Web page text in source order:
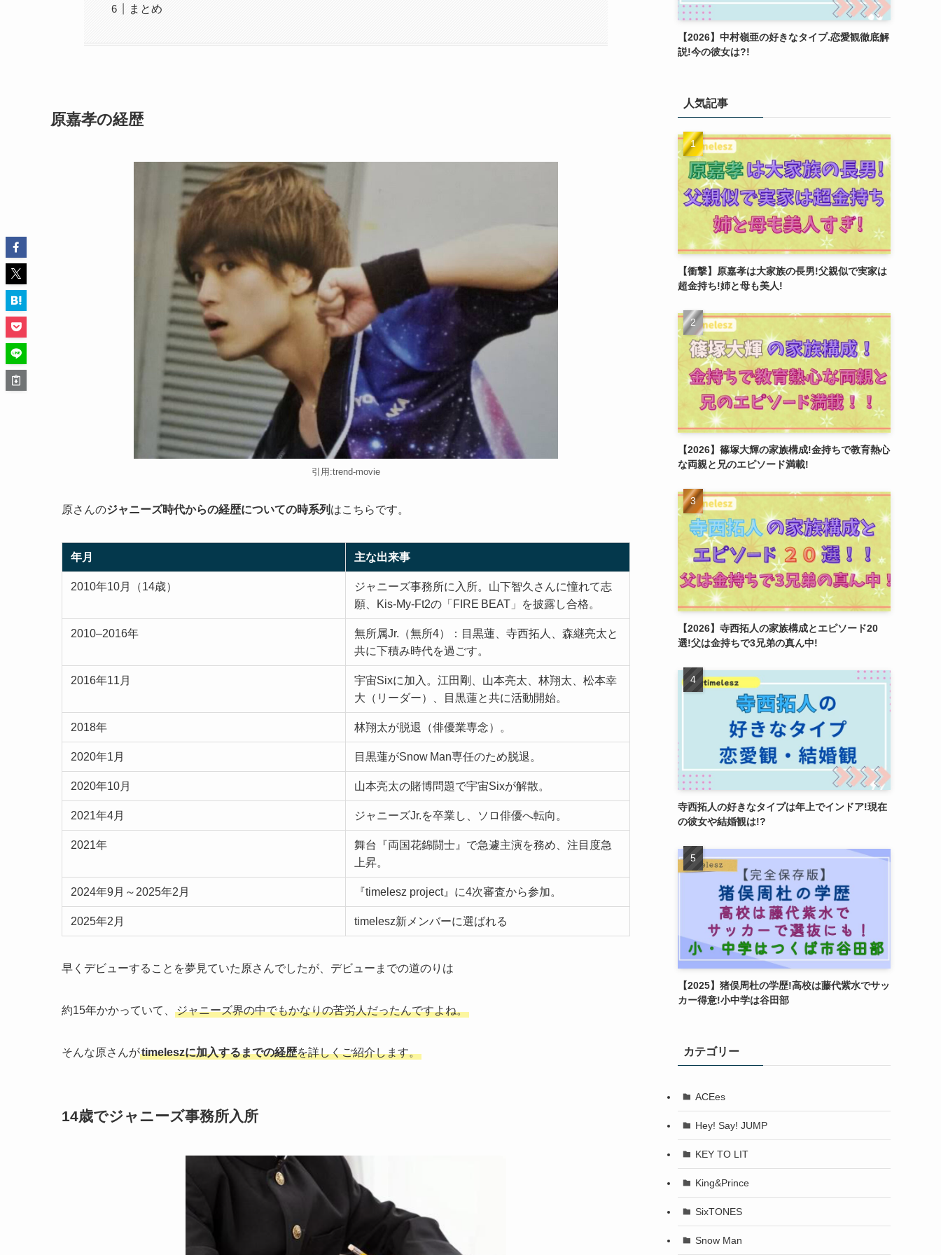
まとめ
原嘉孝の経歴
引用:trend-movie
原さんのジャニーズ時代からの経歴についての時系列 はこちらです。
年月 主な出来事
2010年10月（14歳）
ジャニーズ事務所に入所。山下智久さんに憧れて志
願、Kis-My-Ft2の「FIRE BEAT」を披露し合格。
2010–2016年
無所属Jr.（無所4）：目黒蓮、寺西拓人、森継亮太と
共に下積み時代を過ごす。
2016年11月
宇宙Sixに加入。江田剛、山本亮太、林翔太、松本幸
大（リーダー）、目黒蓮と共に活動開始。
2018年 林翔太が脱退（俳優業専念）。
2020年1月 目黒蓮がSnow Man専任のため脱退。
2020年10月 山本亮太の賭博問題で宇宙Sixが解散。
2021年4月 ジャニーズJr.を卒業し、ソロ俳優へ転向。
2021年
舞台『両国花錦闘士』で急遽主演を務め、注目度急
上昇。
2024年9月～2025年2月 『timelesz project』に4次審査から参加。
2025年2月 timelesz新メンバーに選ばれる
早くデビューすることを夢見ていた原さんでしたが、デビューまでの道のりは
約15年かかっていて、 ジャニーズ界の中でもかなりの苦労人だったんですよね。
そんな原さんがtimeleszに加入するまでの経歴を詳しくご紹介します。
14歳でジャニーズ事務所入所
【2026】中村嶺亜の好きなタイプ.恋愛観徹底解
説!今の彼女は?!
人気記事
【衝撃】原嘉孝は大家族の長男!父親似で実家は
超金持ち!姉と母も美人!
【2026】篠塚大輝の家族構成!金持ちで教育熱心
な両親と兄のエピソード満載!
【2026】寺西拓人の家族構成とエピソード20
選!父は金持ちで3兄弟の真ん中!
寺西拓人の好きなタイプは年上でインドア!現在
の彼女や結婚観は!?
【2025】猪俣周杜の学歴!高校は藤代紫水でサッ
カー得意!小中学は谷田部
カテゴリー
ACEes
Hey! Say! JUMP
KEY TO LIT
King&Prince
SixTONES
Snow Man